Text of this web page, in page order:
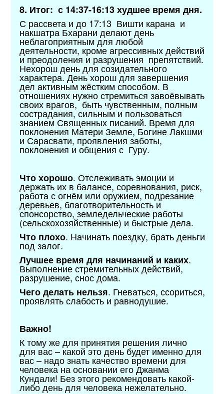
8. Итог: с 14:37-16:13 худшее время дня.
С рассвета и до 17:13 Вишти карана и
накшатра Бхарани делают день
неблагоприятным для любой
деятельности, кроме агрессивных действий
и преодоления и разрушения препятствий.
Нехорош день для созидательного
характера. День хорош для завершения
дел активным жёстким способом. В
отношениях нужно стремиться завоёвывать
своих врагов, быть чувственным, полным
сострадания, сильным и пользоваться
знанием Священных писаний. Время для
поклонения Матери Земле, Богине Лакшми
и Сарасвати, проявления заботы,
поклонения и общения с Гуру.
Что хорошо. Отслеживать эмоции и
держать их в балансе, соревнования, риск,
работа с огнём или оружием, подрезание
деревьев, благотворительность и
спонсорство, земледельческие работы
(сельскохозяйственные) и быстрые дела.
Что плохо. Начинать поездку, брать деньги
под залог.
Лучшее время для начинаний и каких.
Выполнение стремительных действий,
разрушение, снос дома.
Чего делать нельзя. Гневаться, ссориться,
проявлять слабость и равнодушие.
Важно!
К тому же для принятия решения лично
для вас – какой это день будет именно для
вас – надо знать качество времени для
человека на основании его Джанма
Кундали! Без этого рекомендовать какой-
либо день для человека нежелательно.